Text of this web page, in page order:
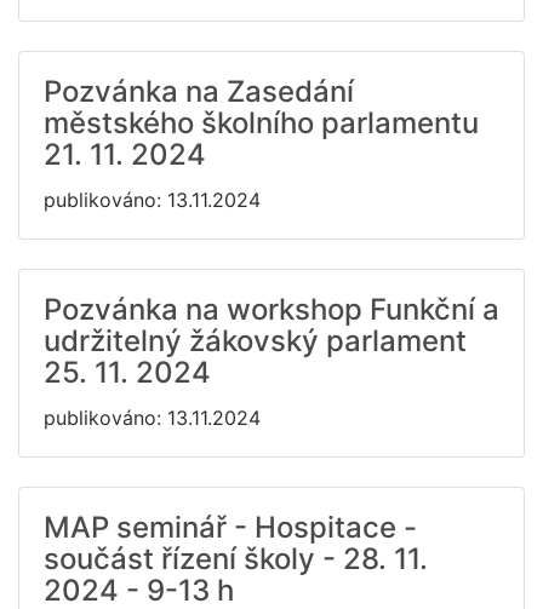
Pozvánka na Zasedání
městského školního parlamentu
21. 11. 2024
publikováno: 13.11.2024
Pozvánka na workshop Funkční a
udržitelný žákovský parlament
25. 11. 2024
publikováno: 13.11.2024
MAP seminář - Hospitace -
součást řízení školy - 28. 11.
2024 - 9-13 h